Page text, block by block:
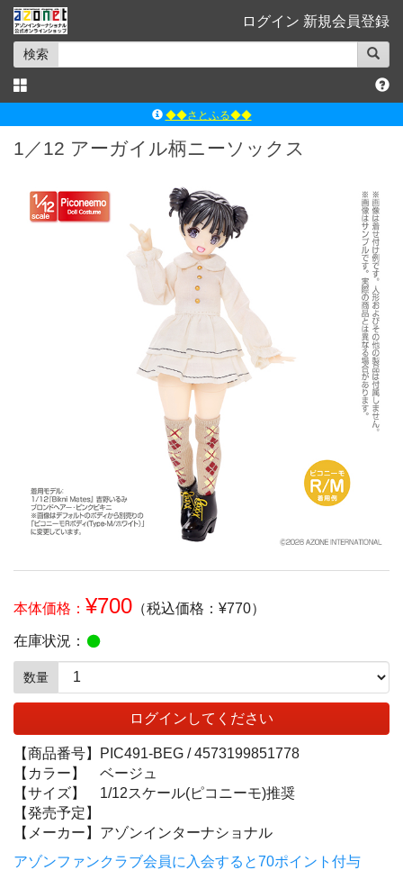
ログイン 新規会員登録
検索
◆◆さとふる◆◆
ｱｿﾞﾝﾚｰﾍﾞﾙｼｮｯﾌﾟ楽天市場店
ｱｿﾞﾝｵﾝﾗｲﾝｼｮｯﾌﾟX
よくあるご質問（Q&A）
1／12 アーガイル柄ニーソックス
本体価格： ¥700 （税込価格：¥770）
在庫状況：
数量
ログインしてください
【商品番号】 PIC491-BEG /4573199851778
【カラー】
ベージュ
【サイズ】
1/12スケール(ピコニーモ)推奨
【発売予定】
【メーカー】 アゾンインターナショナル
アゾンファンクラブ会員に入会すると70ポイント付与